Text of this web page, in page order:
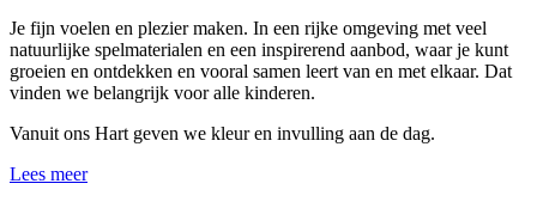
Je fijn voelen en plezier maken. In een rijke omgeving met veel
natuurlijke spelmaterialen en een inspirerend aanbod, waar je kunt
groeien en ontdekken en vooral samen leert van en met elkaar. Dat
vinden we belangrijk voor alle kinderen.
Vanuit ons Hart geven we kleur en invulling aan de dag.
Lees meer